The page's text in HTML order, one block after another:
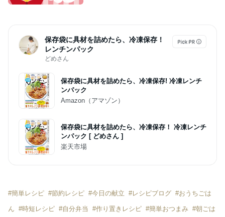
保存袋に具材を詰めたら、冷凍保存！
レンチンパック
どめさん
保存袋に具材を詰めたら、冷凍保存! 冷凍レンチ
ンパック
Amazon（アマゾン）
保存袋に具材を詰めたら、冷凍保存！ 冷凍レンチ
ンパック [ どめさん ]
楽天市場
#簡単レシピ #節約レシピ #今日の献立 #レシピブログ #おうちごは
ん #時短レシピ #自分弁当 #作り置きレシピ #簡単おつまみ #朝ごは